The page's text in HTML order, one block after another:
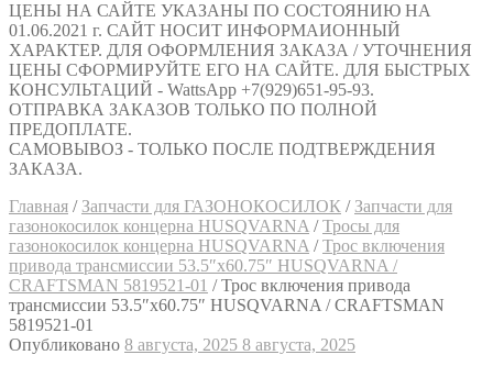
ЦЕНЫ НА САЙТЕ УКАЗАНЫ ПО СОСТОЯНИЮ НА
01.06.2021 г. САЙТ НОСИТ ИНФОРМАИОННЫЙ
ХАРАКТЕР. ДЛЯ ОФОРМЛЕНИЯ ЗАКАЗА / УТОЧНЕНИЯ
ЦЕНЫ СФОРМИРУЙТЕ ЕГО НА САЙТЕ. ДЛЯ БЫСТРЫХ
КОНСУЛЬТАЦИЙ - WattsApp +7(929)651-95-93.
ОТПРАВКА ЗАКАЗОВ ТОЛЬКО ПО ПОЛНОЙ
ПРЕДОПЛАТЕ.
САМОВЫВОЗ - ТОЛЬКО ПОСЛЕ ПОДТВЕРЖДЕНИЯ
ЗАКАЗА.
Главная / Запчасти для ГАЗОНОКОСИЛОК / Запчасти для
газонокосилок концерна HUSQVARNA /Тросы для
газонокосилок концерна HUSQVARNA /Трос включения
привода трансмиссии 53.5″х60.75″ HUSQVARNA /
CRAFTSMAN 5819521-01 /Трос включения привода
трансмиссии 53.5″х60.75″ HUSQVARNA / CRAFTSMAN
5819521-01
Опубликовано 8 августа, 2025 8 августа, 2025